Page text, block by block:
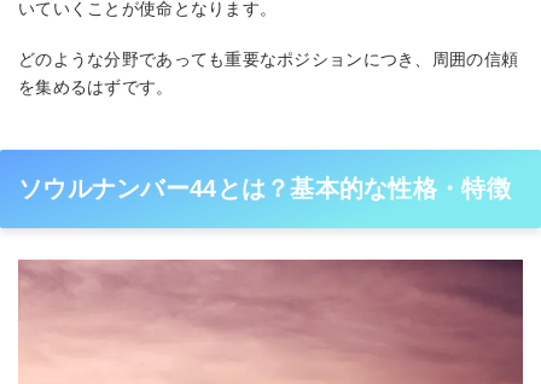
いていくことが使命となります。
どのような分野であっても重要なポジションにつき、周囲の信頼
を集めるはずです。
ソウルナンバー44とは？基本的な性格・特徴